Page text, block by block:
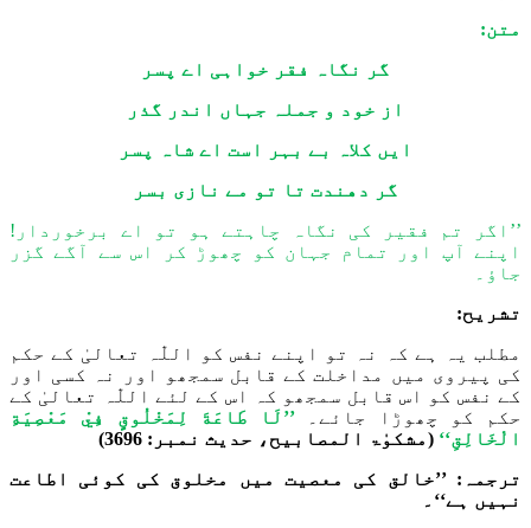
متن:
گر نگاہ فقر خواہی اے پسر
از خود و جملہ جہاں اندر گذر
ایں کلاہ بے بہر است اے شاہ پسر
گر دهندت تا تو مے نازی بسر
’’اگر تم فقیر کی نگاہ چاہتے ہو تو اے برخوردار!
اپنے آپ اور تمام جہان کو چھوڑ کر اس سے آگے گزر
جاؤ
تشریح:
مطلب یہ ہے کہ نہ تو اپنے نفس کو
اللّٰہ
تعالیٰ کے حکم
کی پیروی میں مداخلت کے قابل سمجھو اور نہ کسی اور
کے نفس کو اس قابل سمجھو کہ اس کے لئے اللّٰہ
تعالیٰ کے
حکم کو چھوڑا جائے۔ ’’لَا طَاعَةَ لِمَخْلُوقٍ فِيْ مَعْصِيَةِ
الْخَالِقِ‘‘ (مشکوٰۃ المصابیح، حدیث نمبر: 3696)
ترجمہ: ’’خالق کی معصیت میں مخلوق کی کوئی اطاعت
نہیں ہے‘‘۔